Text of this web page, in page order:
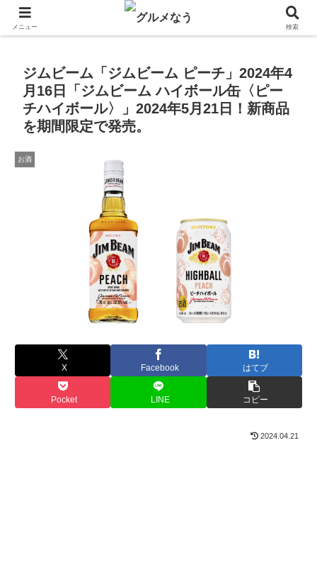
飲食店キャンペーン・食品飲料お菓子新発売のグルメニュース。
ジムビーム「ジムビーム ピーチ」2024年4
月16日「ジムビーム ハイボール缶〈ピー
チハイボール〉」2024年5月21日！新商品
を期間限定で発売。
お酒
X Facebook はてブ
Pocket LINE コピー
2024.04.21
メニュー 検索